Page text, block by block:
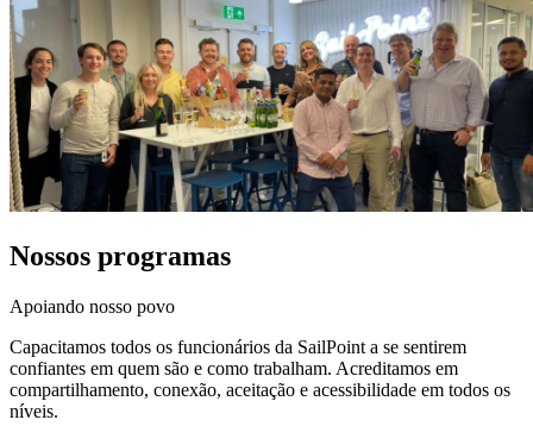
Nossos programas
Apoiando nosso povo
Capacitamos todos os funcionários da SailPoint a se sentirem
confiantes em quem são e como trabalham. Acreditamos em
compartilhamento, conexão, aceitação e acessibilidade em todos os
níveis.